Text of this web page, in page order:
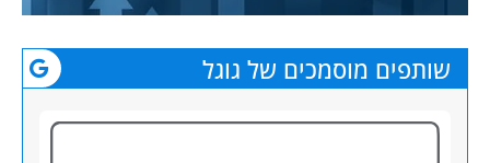
שותפים מוסמכים של גוגל